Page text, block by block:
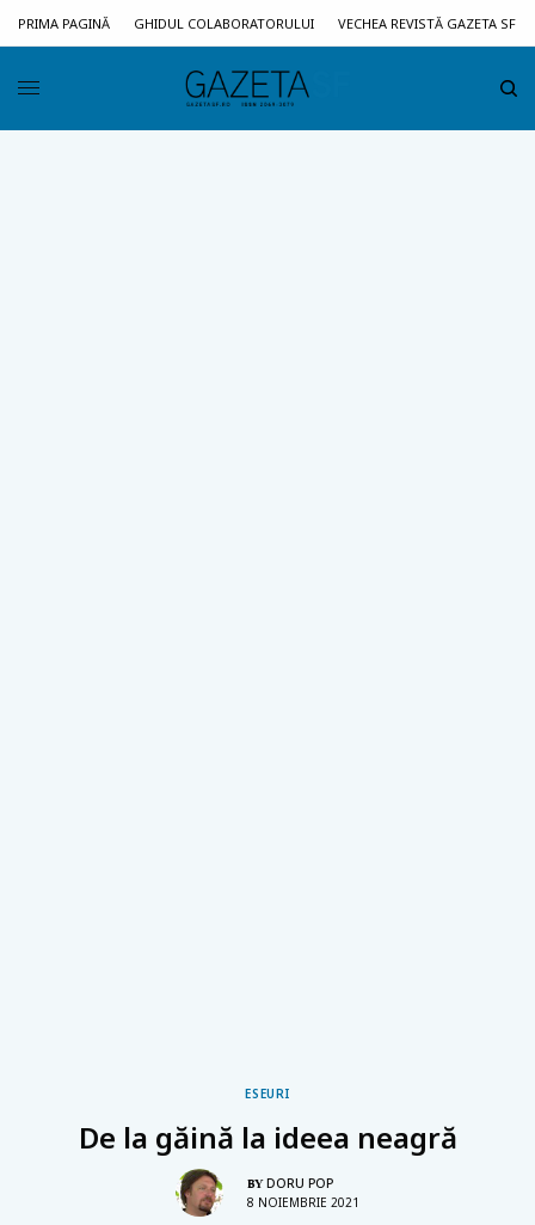
PRIMA PAGINĂ GHIDUL COLABORATORULUI VECHEA REVISTĂ GAZETA SF
ESEURI
De la găină la ideea neagră
BY DORU POP
8 NOIEMBRIE 2021